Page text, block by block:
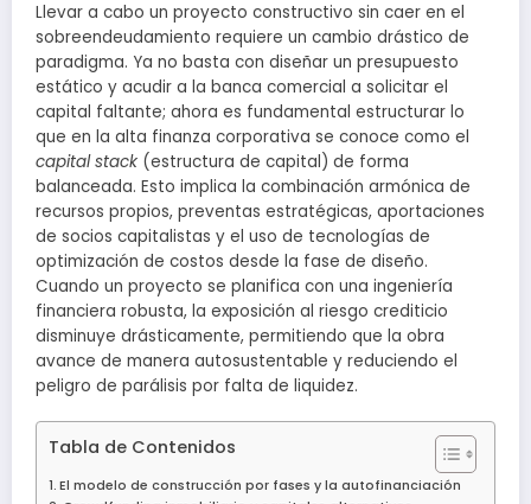
Llevar a cabo un proyecto constructivo sin caer en el
sobreendeudamiento requiere un cambio drástico de
paradigma. Ya no basta con diseñar un presupuesto
estático y acudir a la banca comercial a solicitar el
capital faltante; ahora es fundamental estructurar lo
que en la alta finanza corporativa se conoce como el
capital stack (estructura de capital) de forma
balanceada. Esto implica la combinación armónica de
recursos propios, preventas estratégicas, aportaciones
de socios capitalistas y el uso de tecnologías de
optimización de costos desde la fase de diseño.
Cuando un proyecto se planifica con una ingeniería
financiera robusta, la exposición al riesgo crediticio
disminuye drásticamente, permitiendo que la obra
avance de manera autosustentable y reduciendo el
peligro de parálisis por falta de liquidez.
Tabla de Contenidos
El modelo de construcción por fases y la autofinanciación